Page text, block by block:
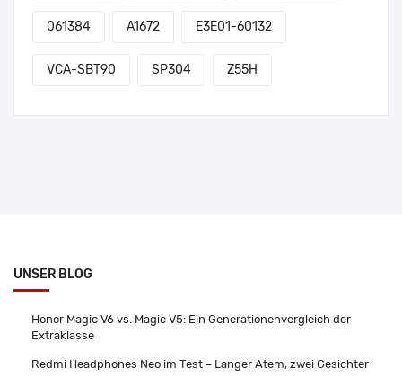
061384 A1672 E3E01-60132
VCA-SBT90 SP304 Z55H
UNSER BLOG
Honor Magic V6 vs. Magic V5: Ein Generationenvergleich der
Extraklasse
Redmi Headphones Neo im Test – Langer Atem, zwei Gesichter